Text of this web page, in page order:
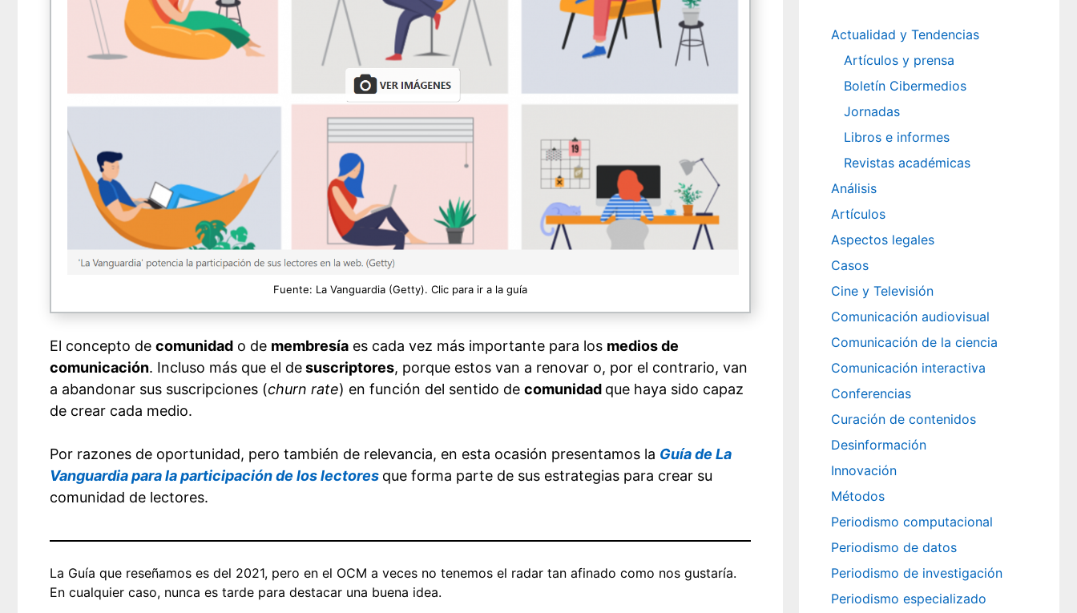
Fuente: La Vanguardia (Getty). Clic para ir a la guía
El concepto de comunidad o de membresía es cada vez más importante para los medios de
comunicación. Incluso más que el desuscriptores, porque estos van a renovar o, por el contrario, van
a abandonar sus suscripciones (churn rate) en función del sentido de comunidad que haya sido capaz
de crear cada medio.
Por razones de oportunidad, pero también de relevancia, en esta ocasión presentamos la Guía de La
Vanguardia para la participación de los lectores que forma parte de sus estrategias para crear su
comunidad de lectores.
La Guía que reseñamos es del 2021, pero en el OCM a veces no tenemos el radar tan afinado como nos gustaría.
En cualquier caso, nunca es tarde para destacar una buena idea.
Actualidad y Tendencias
Artículos y prensa
Boletín Cibermedios
Jornadas
Libros e informes
Revistas académicas
Análisis
Artículos
Aspectos legales
Casos
Cine y Televisión
Comunicación audiovisual
Comunicación de la ciencia
Comunicación interactiva
Conferencias
Curación de contenidos
Desinformación
Innovación
Métodos
Periodismo computacional
Periodismo de datos
Periodismo de investigación
Periodismo especializado